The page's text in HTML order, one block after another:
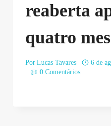
reaberta
quatro
Por Lucas Tavares
6 de
0 Comentários